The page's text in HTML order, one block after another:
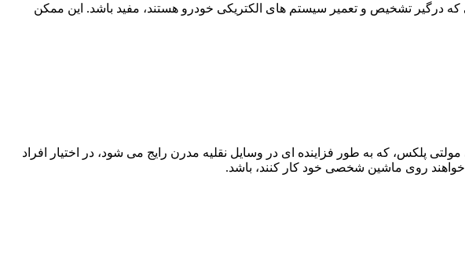
درگیر تشخیص و تعمیر سیستم های الکتریکی خودرو هستند، مفید باشد. این ممکن
پلکس، که به طور فزاینده ای در وسایل نقلیه مدرن رایج می شود، در اختیار افراد
روی ماشین شخصی خود کار کنند، باشد.